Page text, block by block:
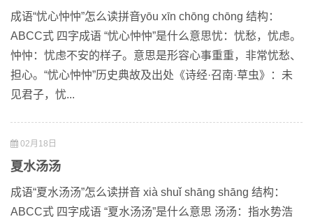
成语“忧心忡忡”怎么读拼音yōu xīn chōng chōng 结构：
ABCC式 四字成语 “忧心忡忡”是什么意思忧：忧愁，忧虑。
忡忡：忧虑不安的样子。意思是形容心事重重，非常忧愁、
担心。“忧心忡忡”历史典故及出处《诗经·召南·草虫》：未
见君子，忧...
02月18日
夏水汤汤
成语“夏水汤汤”怎么读拼音 xià shuǐ shāng shāng 结构：
ABCC式 四字成语 “夏水汤汤”是什么意思 汤汤：指水势浩